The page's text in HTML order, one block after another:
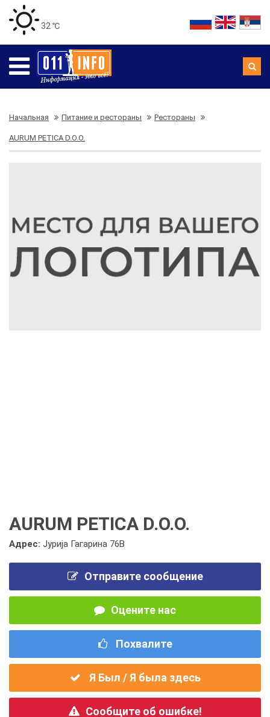
32 ℃
Начальная Питание и рестораны Рестораны
AURUM PETICA D.O.O.
AURUM PETICA D.O.O.
Адрес: Јурија Гагарина 76В
Отправите сообщение
Оцените нас
Похвалите
Я Был / Я была здесь
Сообщите об ошибке!